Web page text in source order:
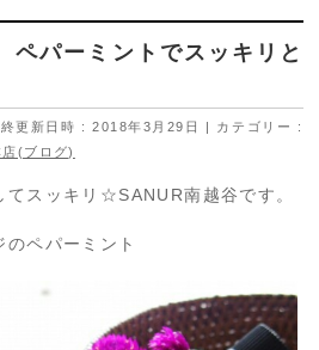
パーミントでスッキリと
更新日時 : 2018年3月29日
カテゴリー :
(ブログ)
てスッキリ☆SANUR南越谷です。
ペパーミント